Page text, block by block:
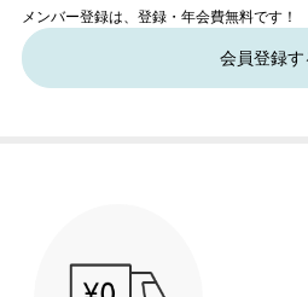
メンバー登録は、登録・年会費無料です！
会員登録す